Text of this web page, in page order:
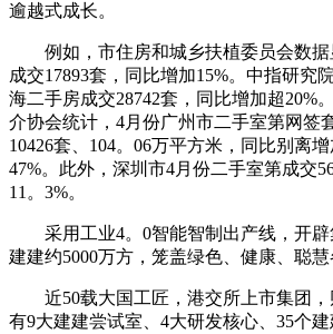
逾越式成长。
例如，市住房和城乡扶植委员会数据
成交17893套，同比增加15%。中指研究
海二手房成交28742套，同比增加超20%
介协会统计，4月份广州市二手室第网签
10426套、104。06万平方米，同比别离增
47%。此外，深圳市4月份二手室第成交
11。3%。
采用工业4。0智能智制出产线，开辟
建建约5000万方，笼盖绿色、健康、聪慧
近50载大国工匠，港交所上市集团，
有9大建建尝试室、4大研发核心、35个